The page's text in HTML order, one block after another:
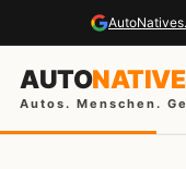
AUTO
Autos. Menschen.